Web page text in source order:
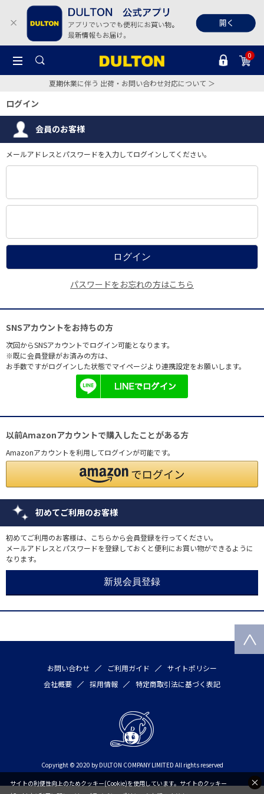
0
夏期休業に伴う 出荷・お問い合わせ対応について ＞
ログイン
会員のお客様
メールアドレスとパスワードを入力してログインしてください。
パスワードをお忘れの方はこちら
SNSアカウントをお持ちの方
次回からSNSアカウントでログイン可能となります。
※既に会員登録がお済みの方は、
お手数ですがログインした状態でマイページより連携設定をお願いします。
以前Amazonアカウントで購入したことがある方
Amazonアカウントを利用してログインが可能です。
初めてご利用のお客様
初めてご利用のお客様は、こちらから会員登録を行ってください。
メールアドレスとパスワードを登録しておくと便利にお買い物ができるように
なります。
お問い合わせ ご利用ガイド
サイトポリシー
会社概要
採用情報 特定商取引法に基づく表記
Copyright © 2020 by DULTON COMPANY LIMITED All rights reserved
サイトの利便性向上のためクッキー(Cookie)を使用しています。サイトのクッキー